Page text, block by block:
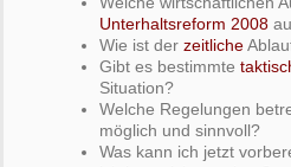
Unterhaltsreform 2008
Wie ist der zeitliche
Gibt es bestimmte
Situation?
Welche Regelungen
möglich und sinnvoll?
Was kann ich jetzt